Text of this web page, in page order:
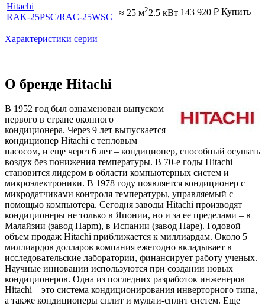
Hitachi
RAK-25PSC/RAC-25WSC ≈ 25 м22.5 кВт 143 920 ₽ Купить
Характеристики серии
О бренде Hitachi
В 1952 год был ознаменован выпуском
первого в стране оконного
кондиционера. Через 9 лет выпускается
кондиционер Hitachi с тепловым
насосом, и еще через 6 лет – кондиционер, способный осушать
воздух без понижения температуры. В 70-е годы Hitachi
становится лидером в области компьютерных систем и
микроэлектроники. В 1978 году появляется кондиционер с
микродатчиками контроля температуры, управляемый с
помощью компьютера. Сегодня заводы Hitachi производят
кондиционеры не только в Японии, но и за ее пределами – в
Малайзии (завод Hapm), в Испании (завод Hape). Годовой
объем продаж Hitachi приближается к миллиардам. Около 5
миллиардов долларов компания ежегодно вкладывает в
исследовательские лаборатории, финансирует работу ученых.
Научные инновации используются при создании новых
кондиционеров. Одна из последних разработок инженеров
Hitachi – это система кондиционирования инверторного типа,
а также кондиционеры сплит и мульти-сплит систем. Еще